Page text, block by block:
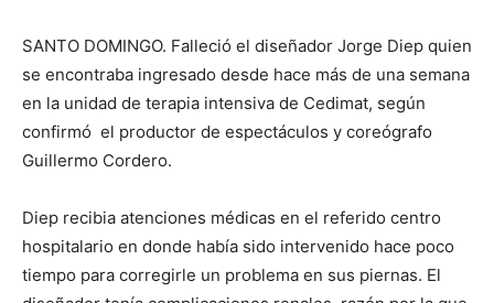
SANTO DOMINGO. Falleció el diseñador Jorge Diep quien
se encontraba ingresado desde hace más de una semana
en la unidad de terapia intensiva de Cedimat, según
confirmó el productor de espectáculos y coreógrafo
Guillermo Cordero.
Diep recibia atenciones médicas en el referido centro
hospitalario en donde había sido intervenido hace poco
tiempo para corregirle un problema en sus piernas. El